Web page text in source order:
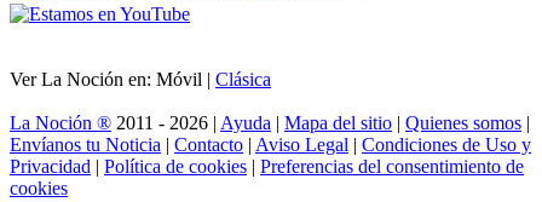
Ver La Noción en: Móvil | Clásica
La Noción ® 2011 - 2026 | Ayuda | Mapa del sitio | Quienes somos |
Envíanos tu Noticia | Contacto | Aviso Legal | Condiciones de Uso y
Privacidad | Política de cookies | Preferencias del consentimiento de
cookies